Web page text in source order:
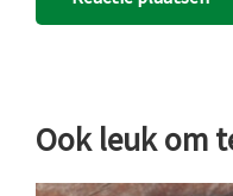
Ook leuk om